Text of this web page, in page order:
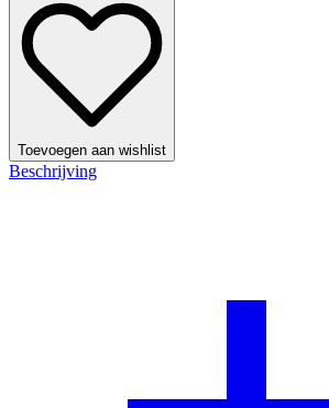
Toevoegen aan wishlist
Beschrijving